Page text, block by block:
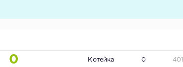
0 Котейка 0